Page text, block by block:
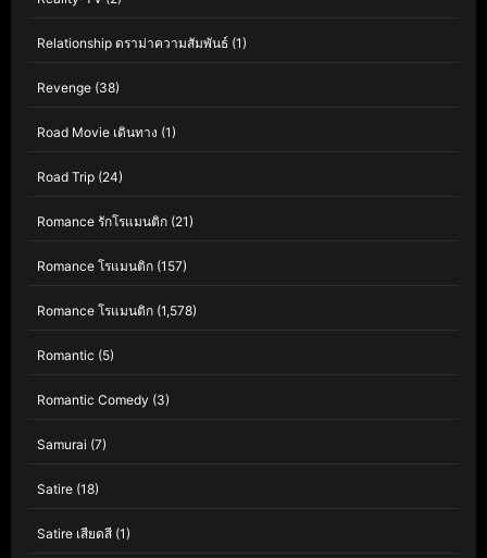
Relationship ดราม่าความสัมพันธ์ (1)
Revenge (38)
Road Movie เดินทาง (1)
Road Trip (24)
Romance รักโรแมนติก (21)
Romance โรแมนติก (157)
Romance โรแมนติก (1,578)
Romantic (5)
Romantic Comedy (3)
Samurai (7)
Satire (18)
Satire เสียดสี (1)